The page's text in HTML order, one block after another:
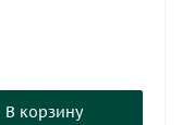
В корзину